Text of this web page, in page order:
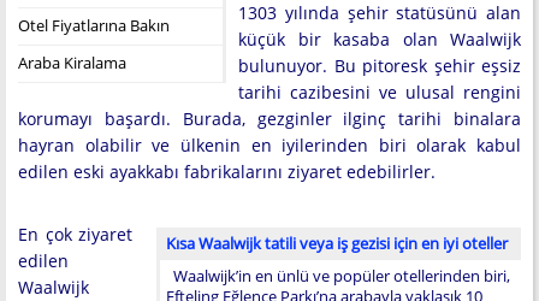
Otel Fiyatlarına Bakın
Araba Kiralama
1303 yılında şehir statüsünü alan
küçük bir kasaba olan Waalwijk
bulunuyor. Bu pitoresk şehir eşsiz
tarihi cazibesini ve ulusal rengini
korumayı başardı. Burada, gezginler ilginç tarihi binalara
hayran olabilir ve ülkenin en iyilerinden biri olarak kabul
edilen eski ayakkabı fabrikalarını ziyaret edebilirler.
Kısa Waalwijk tatili veya iş gezisi için en iyi oteller
Waalwijk’in en ünlü ve popüler otellerinden biri,
Efteling Eğlence Parkı’na arabayla yaklaşık 10
En çok ziyaret
edilen
Waalwijk